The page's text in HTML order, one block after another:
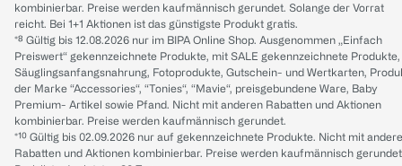
kombinierbar. Preise werden kaufmännisch gerundet. Solange der Vorrat
reicht. Bei 1+1 Aktionen ist das günstigste Produkt gratis.
*⁸ Gültig bis 12.08.2026 nur im BIPA Online Shop. Ausgenommen „Einfach
Preiswert“ gekennzeichnete Produkte, mit SALE gekennzeichnete Produkte,
Säuglingsanfangsnahrung, Fotoprodukte, Gutschein- und Wertkarten,
der Marke “Accessories“, “Tonies“, “Mavie“, preisgebundene Ware, Baby
Premium- Artikel sowie Pfand. Nicht mit anderen Rabatten und Aktionen
kombinierbar. Preise werden kaufmännisch gerundet.
*¹⁰ Gültig bis 02.09.2026 nur auf gekennzeichnete Produkte. Nicht mit
Rabatten und Aktionen kombinierbar. Preise werden kaufmännisch